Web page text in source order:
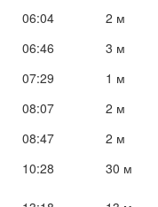
06:04
2 м
06:46
3 м
07:29
1 м
08:07
2 м
08:47
2 м
10:28
30 м